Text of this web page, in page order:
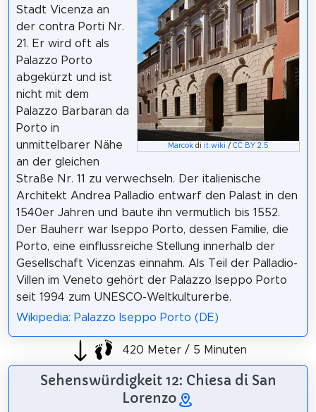
Marcok di it.wiki /CC BY 2.5
Stadt Vicenza an
der contra Porti Nr.
21. Er wird oft als
Palazzo Porto
abgekürzt und ist
nicht mit dem
Palazzo Barbaran da
Porto in
unmittelbarer Nähe
an der gleichen
Straße Nr. 11 zu verwechseln. Der italienische
Architekt Andrea Palladio entwarf den Palast in den
1540er Jahren und baute ihn vermutlich bis 1552.
Der Bauherr war Iseppo Porto, dessen Familie, die
Porto, eine einflussreiche Stellung innerhalb der
Gesellschaft Vicenzas einnahm. Als Teil der Palladio-
Villen im Veneto gehört der Palazzo Iseppo Porto
seit 1994 zum UNESCO-Weltkulturerbe.
Wikipedia: Palazzo Iseppo Porto (DE)
420 Meter / 5 Minuten
Sehenswürdigkeit 12: Chiesa di San
Lorenzo